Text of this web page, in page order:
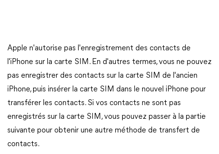
Apple n'autorise pas l'enregistrement des contacts de
l'iPhone sur la carte SIM. En d'autres termes, vous ne pouvez
pas enregistrer des contacts sur la carte SIM de l'ancien
iPhone, puis insérer la carte SIM dans le nouvel iPhone pour
transférer les contacts. Si vos contacts ne sont pas
enregistrés sur la carte SIM, vous pouvez passer à la partie
suivante pour obtenir une autre méthode de transfert de
contacts.